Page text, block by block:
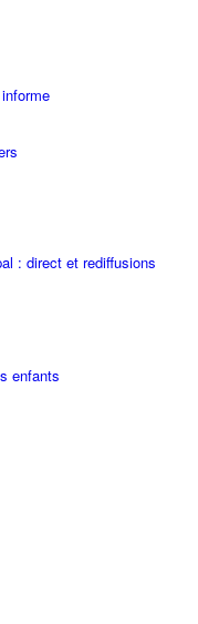
: direct et rediffusions
enfants